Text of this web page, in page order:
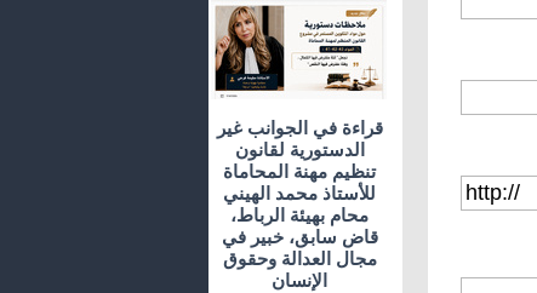
قراءة في الجوانب غير
الدستورية لقانون
تنظيم مهنة المحاماة
للأستاذ محمد الهيني
محام بهيئة الرباط،
قاض سابق، خبير في
مجال العدالة وحقوق
الإنسان